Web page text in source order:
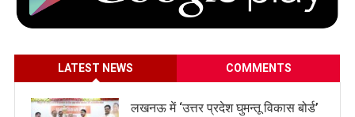
LATEST NEWS COMMENTS
लखनऊ में ‘उत्तर प्रदेश घुमन्तू विकास बोर्ड’